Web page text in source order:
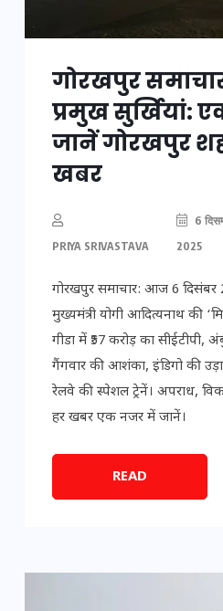
गोरखपुर
प्रमुख सुर्खियां:
जानें गोरखपुर
खबर
PRIYA SRIVASTAVA
6
2025
गोरखपुर समाचार: आज 6 दिसंबर
मुख्यमंत्री योगी आदित्यनाथ की
गीडा में ₹57 करोड़ का सीईटीपी,
गैंगवार की आशंका, इंडिगो की
रेलवे की स्पेशल ट्रेनें। अपराध,
हर खबर एक नजर में जानें।
READ